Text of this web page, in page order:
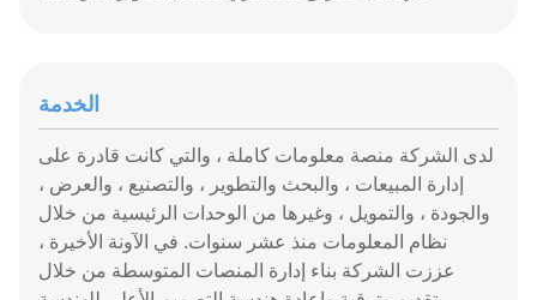
الخدمة
لدى الشركة منصة معلومات كاملة ، والتي كانت قادرة على
إدارة المبيعات ، والبحث والتطوير ، والتصنيع ، والعرض ،
والجودة ، والتمويل ، وغيرها من الوحدات الرئيسية من خلال
نظام المعلومات منذ عشر سنوات. في الآونة الأخيرة ،
عززت الشركة بناء إدارة المنصات المتوسطة من خلال